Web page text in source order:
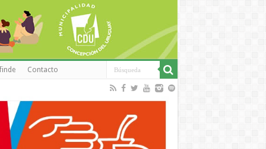
Contacto